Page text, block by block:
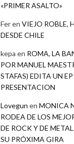
«PRIMER ASALTO»
Feren VIEJO ROBLE,
DESDE CHILE
kepa en ROMA, LA
POR MANUEL
STAFAS) EDITA UN EP
PRESENTACION
Lovegun en MONICA
RODEA DE LOS
DE ROCK Y DE
SU PRÓXIMA GIRA